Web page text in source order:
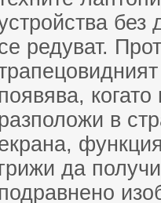
без
редуват.
появява,
в
грижи да
подравнено